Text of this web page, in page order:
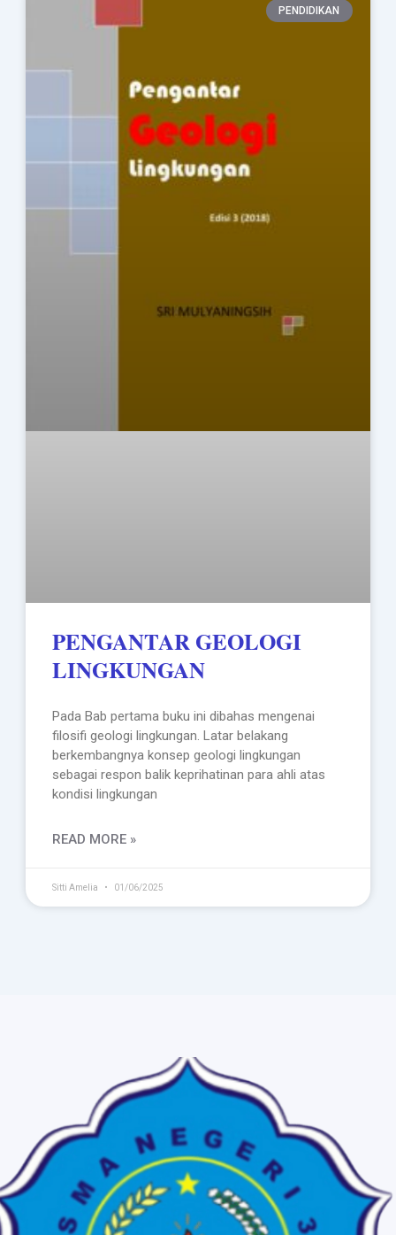
PENDIDIKAN
PENGANTAR GEOLOGI
LINGKUNGAN
Pada Bab pertama buku ini dibahas mengenai
filosifi geologi lingkungan. Latar belakang
berkembangnya konsep geologi lingkungan
sebagai respon balik keprihatinan para ahli atas
kondisi lingkungan
READ MORE »
Sitti Amelia 01/06/2025